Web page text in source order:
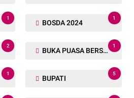
1
BOSDA 2024
1
2
BUKA PUASA BERSAMA
1
1
BUPATI
5